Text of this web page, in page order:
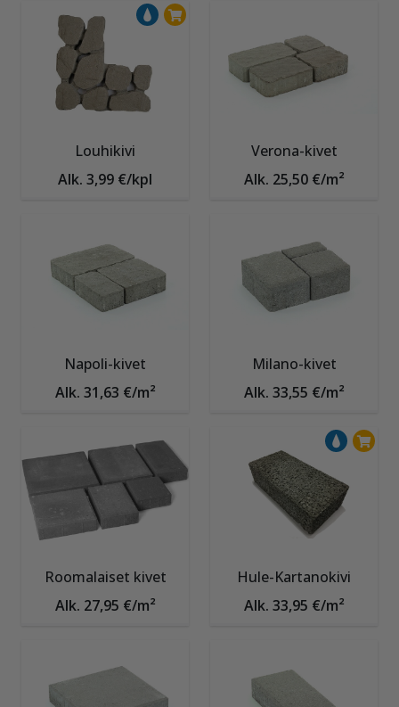
Louhikivi
Alk. 3,99 €/kpl
Verona-kivet
Alk. 25,50 €/m²
Napoli-kivet
Alk. 31,63 €/m²
Milano-kivet
Alk. 33,55 €/m²
Roomalaiset kivet
Alk. 27,95 €/m²
Hule-Kartanokivi
Alk. 33,95 €/m²